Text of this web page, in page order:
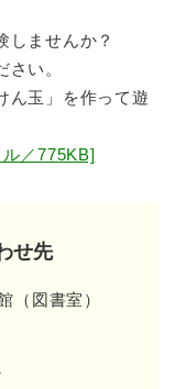
しませんか？
い。
ん玉」を作って遊
／775KB]
せ先
（図書室）